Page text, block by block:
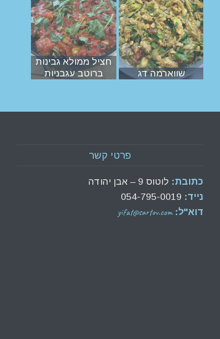
שווארמה דג
חציל ממולא גבינות
ברוטב עגבניות
פרטי קשר
כתובת: לוטוס 9 – אבן יהודה
נייד: 054-795-0019
דוא"ל:yifat@sartov.com